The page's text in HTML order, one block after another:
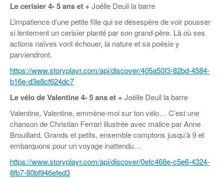
Le cerisier4- 5 ans et + Joëlle Deuil la barre
L’impatience d’une petite fille qui se désespère de voir pousser
si lentement un cerisier planté par son grand-père. Là où ses
actions naïves vont échouer, la nature et sa poésie y
parviendront.
https://www.storyplayr.com/api/discover/405a50f3-82bd-4584-
b16e-d3e8cf624dc7
Le vélo de Valentine4- 5 ans et + Joëlle Deuil la barre
Valentine, Valentine, emmène-moi sur ton vélo… C’est une
chanson de Christian Ferrari illustrée avec malice par Anne
Brouillard. Grands et petits, ensemble comptons jusqu’à 9 et
embarquons pour un voyage inattendu…
https://www.storyplayr.com/api/discover/0efc468e-c5e6-4324-
8fb7-80bf946efed3